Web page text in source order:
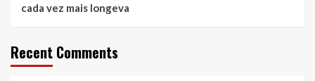
cada vez mais longeva
Recent Comments